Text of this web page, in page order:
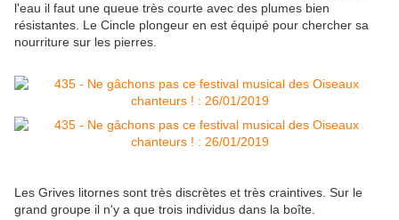
l'eau il faut une queue très courte avec des plumes bien
résistantes. Le Cincle plongeur en est équipé pour chercher sa
nourriture sur les pierres.
Les Grives litornes sont très discrètes et très craintives. Sur le
grand groupe il n'y a que trois individus dans la boîte.